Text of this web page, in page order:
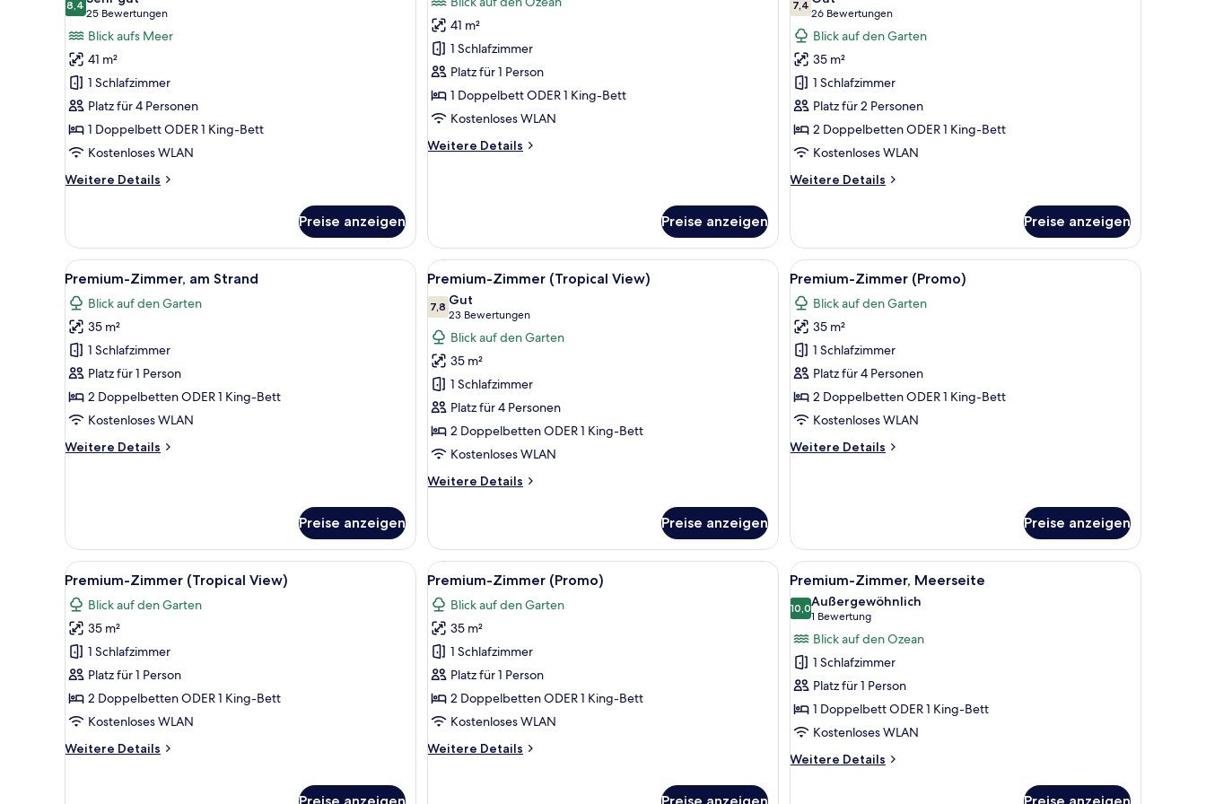
für
Junior-
Suite,
Meerseite
anzeigen
8,48,4 von 10
25 Bewertungen
(25
Bewertungen)
Blick aufs Meer
41 m²
1 Schlafzimmer
Platz für 4 Personen
1 Doppelbett ODER 1 King-Bett
Kostenloses WLAN
Weitere Details
Weitere
Suite,
Meerseite
Preise anzeigen
für
Junior-
Suite,
Meerseite
anzeigen
41 m²
1 Schlafzimmer
Platz für 1 Person
1 Doppelbett ODER 1 King-Bett
Kostenloses WLAN
Weitere Details
Weitere
Preise anzeigen
für
Premium-
Zimmer,
am
Strand
anzeigen
7,47,4 von 10
26 Bewertungen
(26
Bewertungen)
Blick auf den Garten
35 m²
1 Schlafzimmer
Platz für 2 Personen
2 Doppelbetten ODER 1 King-Bett
Kostenloses WLAN
Weitere Details
Weitere
Zimmer,
am
Strand
Preise anzeigen
Alle
Fotos
für
Premium-
Zimmer,
am
Strand
anzeigen
Ein Schlafzimmer mit Bett, Schreibtisch, Sessel, Fernseher und einem Fenster mit Blick.
6
Premium-Zimmer, am Strand
Blick auf den Garten
35 m²
1 Schlafzimmer
Platz für 1 Person
2 Doppelbetten ODER 1 King-Bett
Kostenloses WLAN
Weitere Details
Weitere
Strand
Preise anzeigen
Alle
Fotos
für
Premium-
Zimmer
(Tropical
View)
anzeigen
Ein Schlafzimmer mit Bett, Schreibtisch, Sessel, Fernseher und einem Fenster mit Blick.
5
Premium-Zimmer (Tropical View)
7,87,8 von 10
Gut
23 Bewertungen
(23
Bewertungen)
Blick auf den Garten
35 m²
1 Schlafzimmer
Platz für 4 Personen
2 Doppelbetten ODER 1 King-Bett
Kostenloses WLAN
Weitere Details
Weitere
Zimmer
(Tropical
View)
Preise anzeigen
Alle
Fotos
für
Premium-
Zimmer
(Promo)
anzeigen
Ein Schlafzimmer mit Bett, Schreibtisch,
6
Premium-Zimmer (Promo)
Blick auf den Garten
35 m²
1 Schlafzimmer
Platz für 4 Personen
2 Doppelbetten ODER 1 King-Bett
Kostenloses WLAN
Weitere Details
Weitere
Preise anzeigen
Alle
Fotos
für
Premium-
Zimmer
(Tropical
View)
anzeigen
Ein Schlafzimmer mit Bett, Schreibtisch, Sessel, Fernseher und einem Fenster mit Blick.
5
Premium-Zimmer (Tropical View)
Blick auf den Garten
35 m²
1 Schlafzimmer
Platz für 1 Person
2 Doppelbetten ODER 1 King-Bett
Kostenloses WLAN
Weitere Details
Weitere
Alle
Fotos
für
Premium-
Zimmer
(Promo)
anzeigen
Ein Schlafzimmer mit Bett, Schreibtisch, Sessel, Fernseher und einem Fenster mit Blick.
6
Premium-Zimmer (Promo)
Blick auf den Garten
35 m²
1 Schlafzimmer
Platz für 1 Person
2 Doppelbetten ODER 1 King-Bett
Kostenloses WLAN
Weitere Details
Weitere
Alle
Fotos
für
Premium-
Zimmer,
Meerseite
anzeigen
Ein Schlafzimmer mit Bett, Schreibtisch,
6
Premium-Zimmer, Meerseite
10,010,0 von 10
Außergewöhnlich
1 Bewertung
(1
Bewertung)
Blick auf den Ozean
1 Schlafzimmer
Platz für 1 Person
1 Doppelbett ODER 1 King-Bett
Kostenloses WLAN
Weitere Details
Weitere